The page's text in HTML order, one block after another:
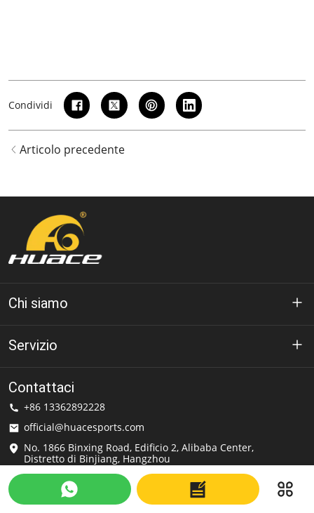
Condividi
Articolo precedente
Chi siamo
A proposito di Huáce
Soluzione
Servizio
politica sulla riservatezza
Termini di utilizzo
Servizio di spedizione
Domande frequenti
Contattaci
+86 13362892228
official@huacesports.com
No. 1866 Binxing Road, Edificio 2, Alibaba Center,
Distretto di Binjiang, Hangzhou
WhatsApp: +86 13362892228